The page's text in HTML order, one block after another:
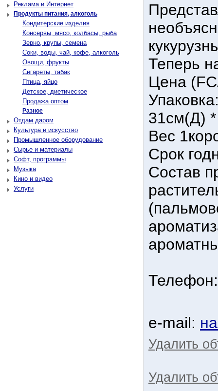
Реклама и Интернет
Продукты питания, алкоголь
Кондитерские изделия
Консервы, мясо, колбасы, рыба
Зерно, крупы, семена
Соки, воды, чай, кофе, алкоголь
Овощи, фрукты
Сигареты, табак
Птица, яйцо
Детское, диетическое
Продажа оптом
Разное
Отдам даром
Культура и искусство
Промышленное оборудование
Сырье и материалы
Софт, программы
Музыка
Кино и видео
Услуги
Теперь
Цена
31см(Д)
Вес
Срок
Состав
e-mail:
Удалить
Удалить